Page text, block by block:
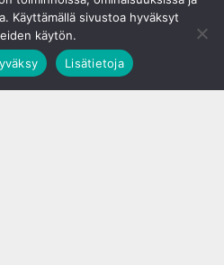
Käyttämällä sivustoa hyväksyt
käytön.
Lisätietoja